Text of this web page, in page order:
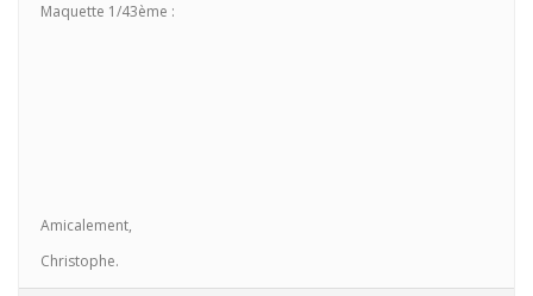
Maquette 1/43ème :
Amicalement,
Christophe.